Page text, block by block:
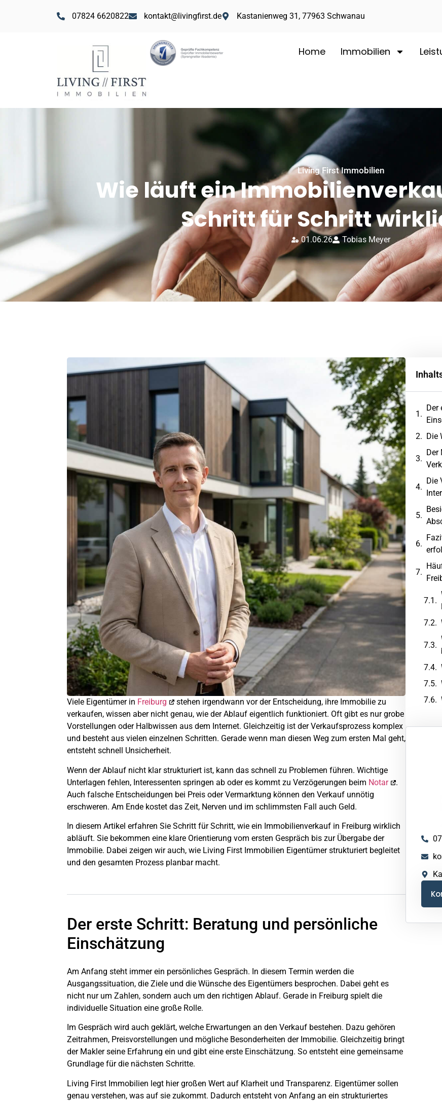
07824 6620822 kontakt@livingfirst.de Kastanienweg 31, 77963 Schwanau
Home Immobilien
Living First Immobilien
Wie läuft ein
Schritt für Schritt
01.06.26 Tobias Meyer
Viele Eigentümer in Freiburg
stehen irgendwann vor der Entscheidung, ihre Immobilie zu
verkaufen, wissen aber nicht genau, wie der Ablauf eigentlich funktioniert. Oft gibt es nur grobe
Vorstellungen oder Halbwissen aus dem Internet. Gleichzeitig ist der Verkaufsprozess komplex
und besteht aus vielen einzelnen Schritten. Gerade wenn man diesen Weg zum ersten Mal geht,
entsteht schnell Unsicherheit.
Wenn der Ablauf nicht klar strukturiert ist, kann das schnell zu Problemen führen. Wichtige
Unterlagen fehlen, Interessenten springen ab oder es kommt zu Verzögerungen beim Notar
.
Auch falsche Entscheidungen bei Preis oder Vermarktung können den Verkauf unnötig
erschweren. Am Ende kostet das Zeit, Nerven und im schlimmsten Fall auch Geld.
In diesem Artikel erfahren Sie Schritt für Schritt, wie ein Immobilienverkauf in Freiburg wirklich
abläuft. Sie bekommen eine klare Orientierung vom ersten Gespräch bis zur Übergabe der
Immobilie. Dabei zeigen wir auch, wie Living First Immobilien Eigentümer strukturiert begleitet
und den gesamten Prozess planbar macht.
Der erste Schritt: Beratung und persönliche
Einschätzung
Am Anfang steht immer ein persönliches Gespräch. In diesem Termin werden die
Ausgangssituation, die Ziele und die Wünsche des Eigentümers besprochen. Dabei geht es
nicht nur um Zahlen, sondern auch um den richtigen Ablauf. Gerade in Freiburg spielt die
individuelle Situation eine große Rolle.
Im Gespräch wird auch geklärt, welche Erwartungen an den Verkauf bestehen. Dazu gehören
Zeitrahmen, Preisvorstellungen und mögliche Besonderheiten der Immobilie. Gleichzeitig bringt
der Makler seine Erfahrung ein und gibt eine erste Einschätzung. So entsteht eine gemeinsame
Grundlage für die nächsten Schritte.
Living First Immobilien legt hier großen Wert auf Klarheit und Transparenz. Eigentümer sollen
genau verstehen, was auf sie zukommt. Dadurch entsteht von Anfang an ein strukturiertes
Der
Die
Der
Die